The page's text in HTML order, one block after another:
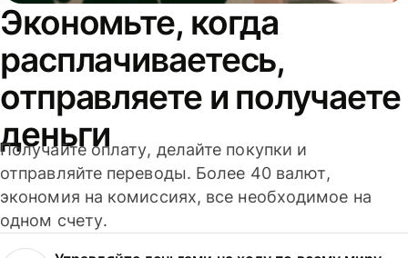
Экономьте, когда
расплачиваетесь,
отправляете и получаете
деньги
Получайте оплату, делайте покупки и
отправляйте переводы. Более 40 валют,
экономия на комиссиях, все необходимое на
одном счету.